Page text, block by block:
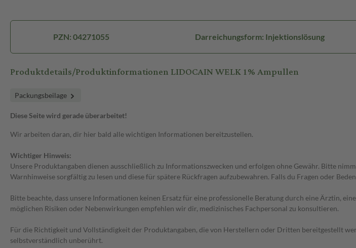
PZN: 04271055 Darreichungsform: Injektionslösung
Produktdetails/Produktinformationen LIDOCAIN WELK 1% Ampullen
Packungsbeilage
Diese Seite wird gerade überarbeitet!
Wir arbeiten daran, dir hier bald alle wichtigen Informationen bereitzustellen.
Wichtiger Hinweis:
Unsere Produktangaben dienen ausschließlich zu Informationszwecken und erfolgen ohne Gewähr. Bitte
Warnhinweise sorgfältig zu lesen und diese für spätere Rückfragen aufzubewahren. Falls du Fragen oder
Bitte beachte, dass unsere Informationen keinen Ersatz für eine professionelle Beratung durch eine Ärztin,
möglichen Risiken oder Nebenwirkungen empfehlen wir dir, medizinisches Fachpersonal zu konsultieren.
Für die Richtigkeit und Vollständigkeit der Produktangaben, die von Herstellern oder Dritten bereitgestellt
selbstverständlich unberührt.